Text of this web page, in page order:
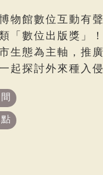
物館數位互動有
「數位出版獎」
生態為主軸，推
起探討外來種入侵